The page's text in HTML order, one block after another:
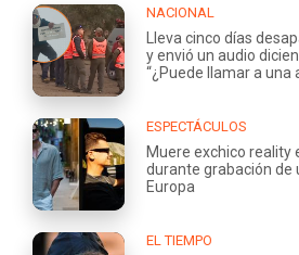
NACIONAL
Lleva cinco días
y envió un audio
“¿Puede llamar a una
ESPECTÁCULOS
Muere exchico reality
durante grabación de
Europa
EL TIEMPO